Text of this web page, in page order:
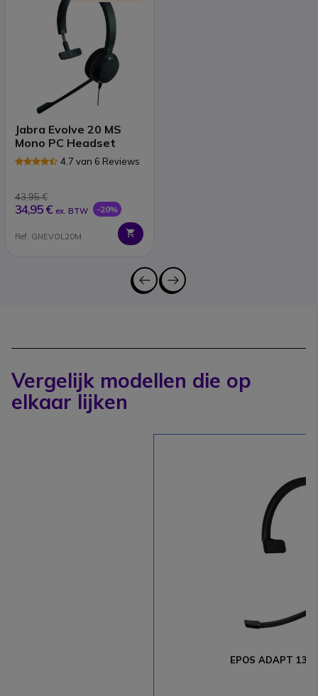
Jabra Evolve 20 MS
Mono PC Headset
4.7 van 6 Reviews
43,95 €
34,95 € ex. BTW -20%
Ref: GNEVOL20M
Vergelijk modellen die op
elkaar lijken
EPOS ADAPT